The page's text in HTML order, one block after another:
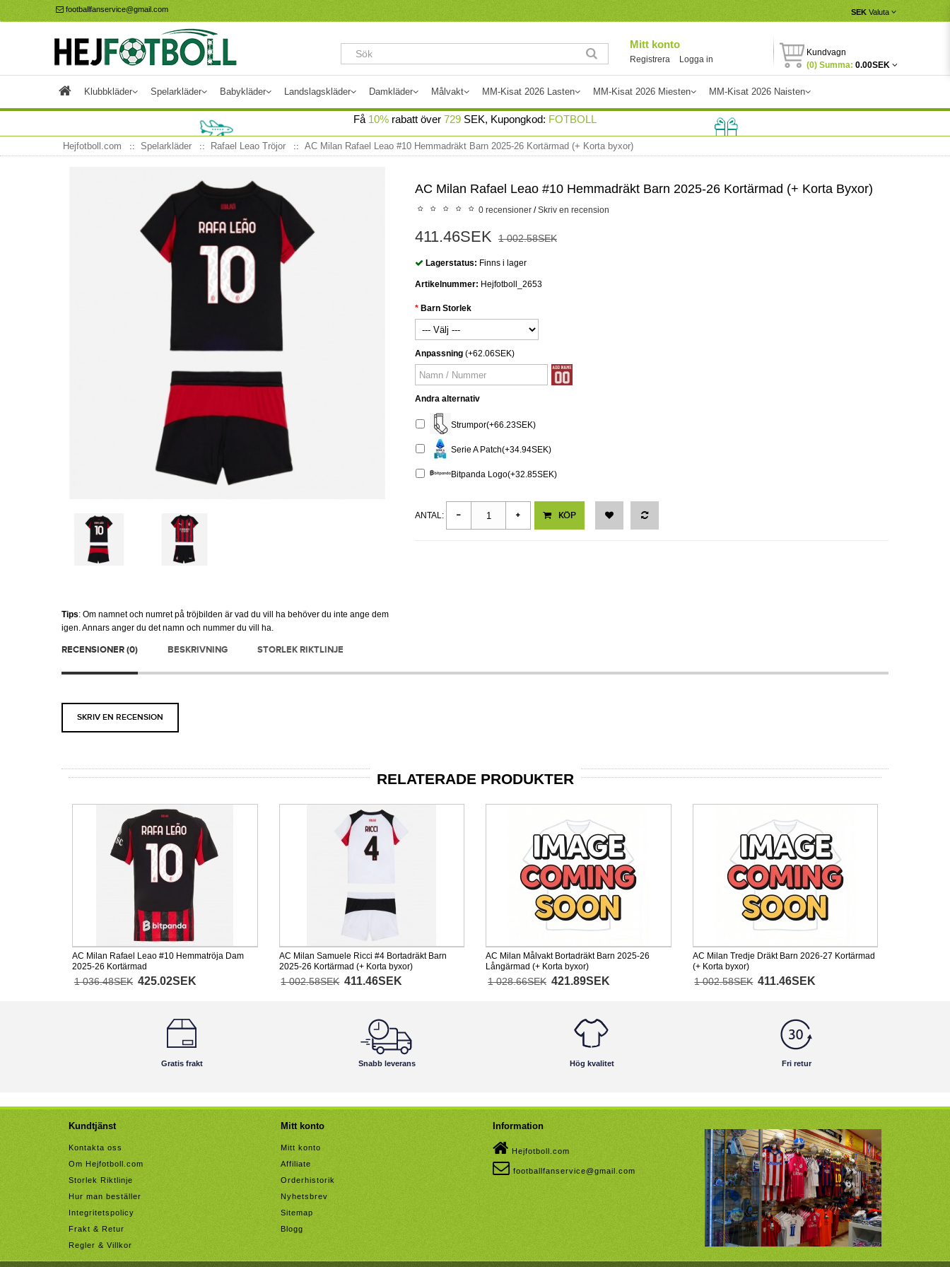
footballfanservice@gmail.com SEK Valuta
Mitt konto
Registrera Logga in
Kundvagn
(0) Summa: 0.00SEK
Klubbkläder Spelarkläder Babykläder Landslagskläder Damkläder Målvakt MM-Kisat 2026 Lasten MM-Kisat 2026 Miesten MM-Kisat 2026 Naisten
Få 10% rabatt över 729 SEK, Kupongkod: FOTBOLL
Hejfotboll.com Spelarkläder Rafael Leao Tröjor AC Milan Rafael Leao #10 Hemmadräkt Barn 2025-26 Kortärmad (+ Korta byxor)
Tips: Om namnet och numret på tröjbilden är vad du vill ha behöver du inte ange dem
igen. Annars anger du det namn och nummer du vill ha.
AC Milan Rafael Leao #10 Hemmadräkt Barn 2025-26 Kortärmad (+ Korta Byxor)
0 recensioner /Skriv en recension
411.46SEK 1 002.58SEK
Lagerstatus: Finns i lager
Artikelnummer: Hejfotboll_2653
Barn Storlek
Anpassning (+62.06SEK)
Andra alternativ
Strumpor(+66.23SEK)
Serie A Patch(+34.94SEK)
Bitpanda Logo(+32.85SEK)
ANTAL: KÖP
RECENSIONER (0) BESKRIVNING STORLEK RIKTLINJE
SKRIV EN RECENSION
RELATERADE PRODUKTER
AC Milan Rafael Leao #10 Hemmatröja Dam
2025-26 Kortärmad
1 036.48SEK 425.02SEK
AC Milan Samuele Ricci #4 Bortadräkt Barn
2025-26 Kortärmad (+ Korta byxor)
1 002.58SEK 411.46SEK
AC Milan Målvakt Bortadräkt Barn 2025-26
Långärmad (+ Korta byxor)
1 028.66SEK 421.89SEK
AC Milan Tredje Dräkt Barn 2026-27 Kortärmad
(+ Korta byxor)
1 002.58SEK 411.46SEK
Gratis frakt Snabb leverans Hög kvalitet Fri retur
Kundtjänst
Kontakta oss
Om Hejfotboll.com
Storlek Riktlinje
Hur man beställer
Integritetspolicy
Frakt & Retur
Regler & Villkor
Mitt konto
Mitt konto
Affiliate
Orderhistorik
Nyhetsbrev
Sitemap
Blogg
Information
Hejfotboll.com
footballfanservice@gmail.com